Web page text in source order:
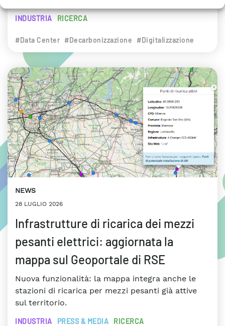
INDUSTRIA RICERCA
#Data Center #Decarbonizzazione #Digitalizzazione
NEWS
28 LUGLIO 2026
Infrastrutture di ricarica dei mezzi
pesanti elettrici: aggiornata la
mappa sul Geoportale di RSE
Nuova funzionalità: la mappa integra anche le
stazioni di ricarica per mezzi pesanti già attive
sul territorio.
INDUSTRIA PRESS & MEDIA RICERCA